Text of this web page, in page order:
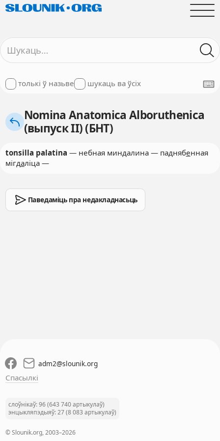
толькі ў назьве шукаць ва ўсіх
Nomina Anatomica Alboruthenica
(выпуск II) (БНТ)
tonsilla palatina — небная миндалина — паднябенная
мігдаліца —
Паведаміць пра недакладнасьць
adm2@slounik.org
Спасылкі
слоўнікаў: 96 (643 740 артыкулаў)
энцыкляпэдыяў: 27 (8 083 артыкулаў)
© Slounik.org, 2003–2026